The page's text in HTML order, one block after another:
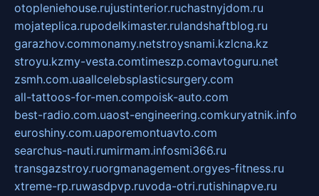
otopleniehouse.rujustinterior.ruchastnyjdom.ru
mojateplica.rupodelkimaster.rulandshaftblog.ru
garazhov.commonamy.netstroysnami.kzlcna.kz
stroyu.kzmy-vesta.comtimeszp.comavtoguru.net
zsmh.com.uaallcelebsplasticsurgery.com
all-tattoos-for-men.compoisk-auto.com
best-radio.com.uaost-engineering.comkuryatnik.info
euroshiny.com.uaporemontuavto.com
searchus-nauti.rumirmam.infosmi366.ru
transgazstroy.ruorgmanagement.orgyes-fitness.ru
xtreme-rp.ruwasdpvp.ruvoda-otri.rutishinapve.ru